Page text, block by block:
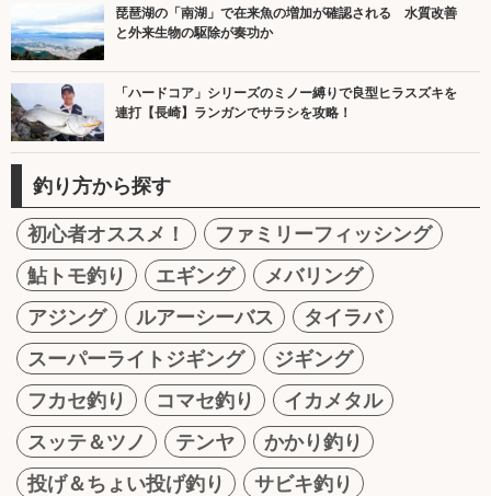
琵琶湖の「南湖」で在来魚の増加が確認される 水質改善
と外来生物の駆除が奏功か
「ハードコア」シリーズのミノー縛りで良型ヒラスズキを
連打【長崎】ランガンでサラシを攻略！
釣り方から探す
初心者オススメ！
ファミリーフィッシング
鮎トモ釣り
エギング
メバリング
アジング
ルアーシーバス
タイラバ
スーパーライトジギング
ジギング
フカセ釣り
コマセ釣り
イカメタル
スッテ＆ツノ
テンヤ
かかり釣り
投げ＆ちょい投げ釣り
サビキ釣り